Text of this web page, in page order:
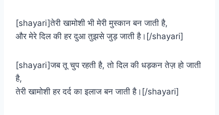
[shayari]तेरी खामोशी भी मेरी मुस्कान बन जाती है,
और मेरे दिल की हर दुआ तुझसे जुड़ जाती है।[/shayari]
[shayari]जब तू चुप रहती है, तो दिल की धड़कन तेज़ हो जाती
है,
तेरी खामोशी हर दर्द का इलाज बन जाती है।[/shayari]